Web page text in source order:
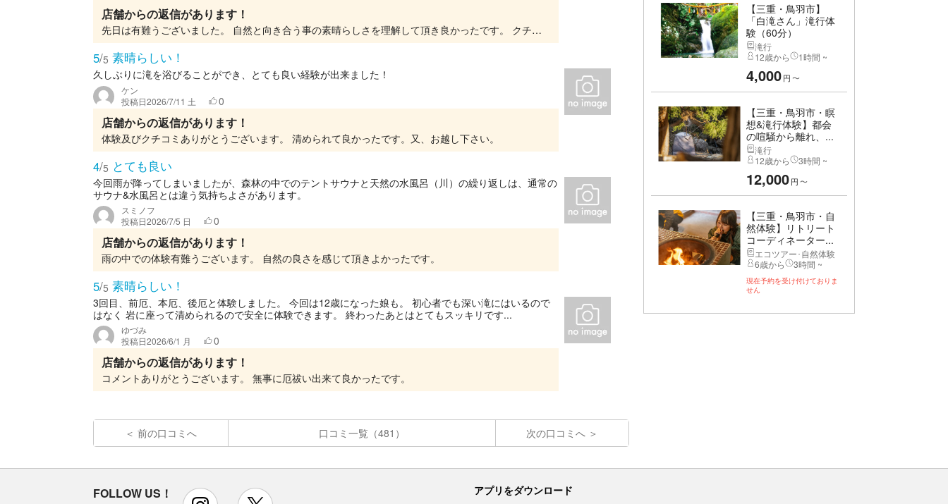
店舗からの返信があります！
先日は有難うございました。 自然と向き合う事の素晴らしさを理解して頂き良かったです。 クチコミ情報も有難うございます。又、機会が有りましたらお越し下さい。 お待ちしております。松本
5/5 素晴らしい！
久しぶりに滝を浴びることができ、とても良い経験が出来ました！
ケン
投稿日2026/7/11 土 0
店舗からの返信があります！
体験及びクチコミありがとうございます。 清められて良かったです。又、お越し下さい。
4/5 とても良い
今回雨が降ってしまいましたが、森林の中でのテントサウナと天然の水風呂（川）の繰り返しは、通常の
サウナ&水風呂とは違う気持ちよさがあります。
スミノフ
投稿日2026/7/5 日 0
店舗からの返信があります！
雨の中での体験有難うございます。 自然の良さを感じて頂きよかったです。
5/5 素晴らしい！
3回目、前厄、本厄、後厄と体験しました。 今回は12歳になった娘も。 初心者でも深い滝にはいるので
はなく 岩に座って清められるので安全に体験できます。 終わったあとはとてもスッキリです...
ゆづみ
投稿日2026/6/1 月 0
店舗からの返信があります！
コメントありがとうございます。 無事に厄祓い出来て良かったです。
前の口コミへ 口コミ一覧（481） 次の口コミへ
【三重・鳥羽市】
「白滝さん」滝行体
験（60分）
滝行
12歳から
1時間 ~
4,000円 〜
【三重・鳥羽市・瞑
想&滝行体験】都会
の喧騒から離れ、...
滝行
12歳から
3時間 ~
12,000円 〜
【三重・鳥羽市・自
然体験】リトリート
コーディネーター...
エコツアー･自然体験
6歳から
3時間 ~
現在予約を受け付けておりま
せん
FOLLOW US！ instagram アプリをダウンロード